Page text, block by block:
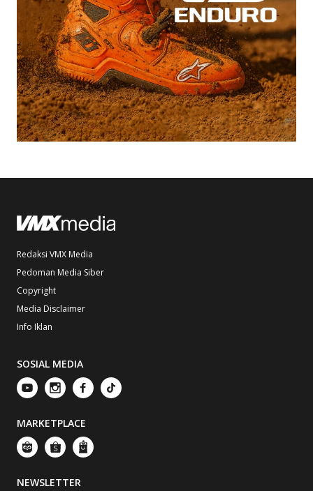
Redaksi VMX Media
Pedoman Media Siber
Copyright
Media Disclaimer
Info Iklan
SOSIAL MEDIA
MARKETPLACE
NEWSLETTER